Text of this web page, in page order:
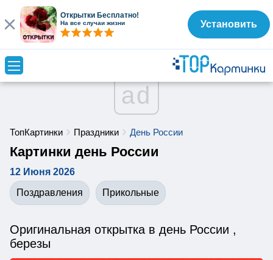
ad
ТопКартинки Праздники День России
Картинки день России
12 Июня 2026
Поздравления
Прикольные
Оригинальная открытка в день России ,
березы
Открытки Бесплатно!
На все случаи жизни Установить